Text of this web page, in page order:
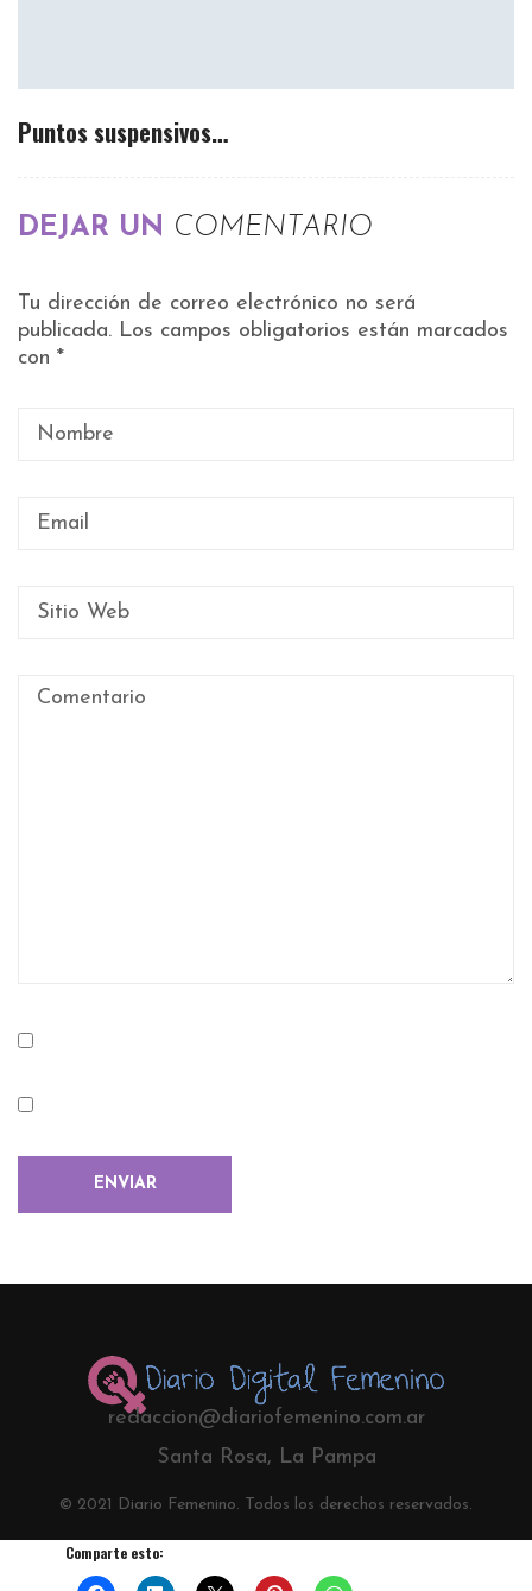
Puntos suspensivos…
DEJAR UN COMENTARIO
Tu dirección de correo electrónico no será
publicada. Los campos obligatorios están marcados
con *
redaccion@diariofemenino.com.ar
Santa Rosa, La Pampa
© 2021 Diario Femenino. Todos los derechos reservados.
Comparte esto: